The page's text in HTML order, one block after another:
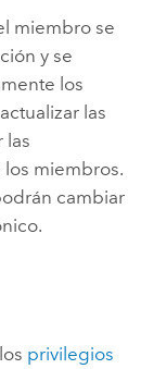
miembro se
y se
los
las
las
miembros.
cambiar
privilegios